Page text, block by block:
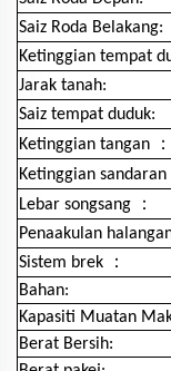
Saiz Roda Belakang:
Ketinggian tempat
Jarak tanah:
Saiz tempat duduk:
Ketinggian tangan
：
Ketinggian sandaran
Lebar songsang
：
Penaakulan
Sistem brek
：
Bahan:
Kapasiti Muatan
Berat Bersih: